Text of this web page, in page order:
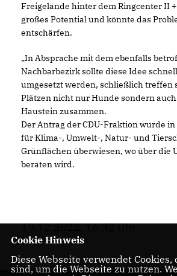
Freigelände hinter dem Ringcenter II
großes Potential und könnte das
entschärfen.
In Absprache mit dem ebenfalls
Nachbarbezirk sollte diese Idee
umgesetzt werden, schließlich treffen
Plätzen nicht nur Hunde sondern auch
Haustein zusammen.
Der Antrag der CDU-Fraktion wurde in
für Klima-, Umwelt-, Natur- und
Grünflächen überwiesen, wo über die
beraten wird.
19.12.2022, 16:32 Uhr
Cookie Hinweis
Diese Webseite verwendet
sind, um die Webseite zu nutzen.